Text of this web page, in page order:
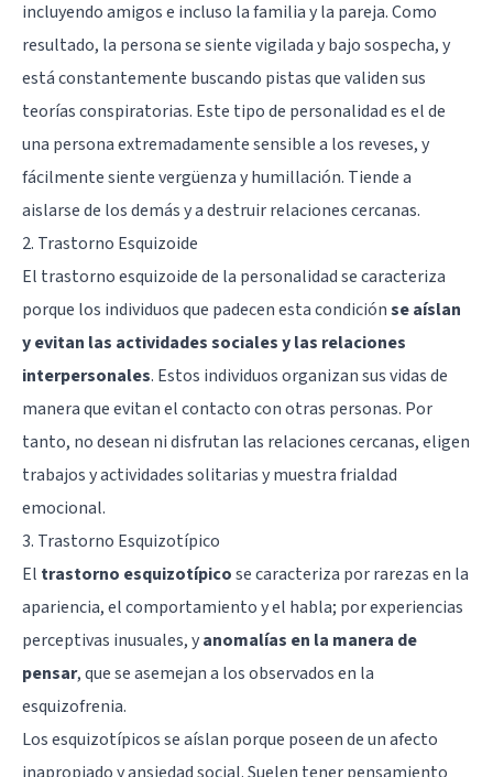
incluyendo amigos e incluso la familia y la pareja. Como
resultado, la persona se siente vigilada y bajo sospecha, y
está constantemente buscando pistas que validen sus
teorías conspiratorias. Este tipo de personalidad es el de
una persona extremadamente sensible a los reveses, y
fácilmente siente vergüenza y humillación. Tiende a
aislarse de los demás y a destruir relaciones cercanas.
2. Trastorno Esquizoide
El trastorno esquizoide de la personalidadse caracteriza
porque los individuos que padecen esta condiciónse aíslan
y evitan las actividades sociales y las relaciones
interpersonales. Estos individuos organizan sus vidas de
manera que evitan el contacto con otras personas. Por
tanto, no desean ni disfrutan las relaciones cercanas, eligen
trabajos y actividades solitarias y muestra frialdad
emocional.
3. Trastorno Esquizotípico
El trastorno esquizotípicose caracteriza por rarezas en la
apariencia, el comportamiento y el habla; por experiencias
perceptivas inusuales, yanomalías en la manera de
pensar, que se asemejan a los observados en la
esquizofrenia.
Los esquizotípicos se aíslan porque poseen de un afecto